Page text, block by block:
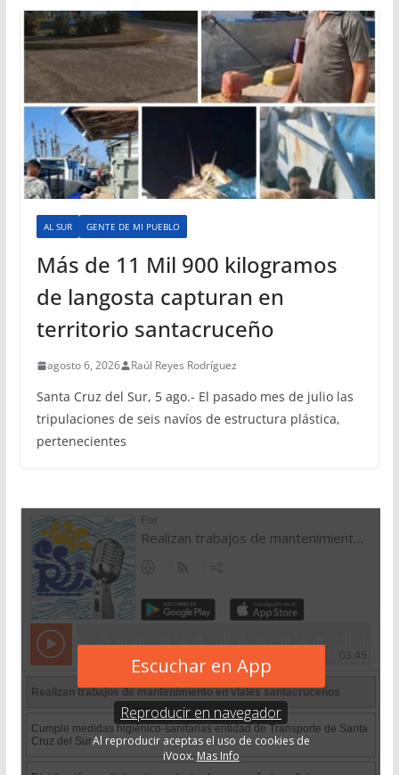
AL SUR GENTE DE MI PUEBLO
Más de 11 Mil 900 kilogramos
de langosta capturan en
territorio santacruceño
agosto 6, 2026 Raúl Reyes Rodríguez
Santa Cruz del Sur, 5 ago.- El pasado mes de julio las
tripulaciones de seis navíos de estructura plástica,
pertenecientes